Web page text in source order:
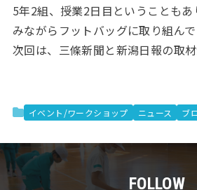
5年2組、授業2日目ということも
みながらフットバッグに取り組んで
次回は、三條新聞と新潟日報の取材
イベント/ワークショップ ニュース ブ
FOLLOW